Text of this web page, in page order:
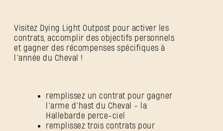
Visitez Dying Light Outpost pour activer les
contrats, accomplir des objectifs personnels
et gagner des récompenses spécifiques à
l’année du Cheval !
remplissez un contrat pour gagner
l’arme d’hast du Cheval - la
Hallebarde perce-ciel
remplissez trois contrats pour
SE CONNECTER